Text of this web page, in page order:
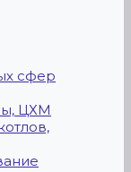
сфер
ЦХМ